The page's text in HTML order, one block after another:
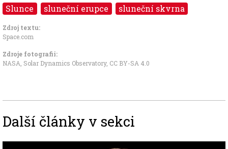
Slunce sluneční erupce sluneční skvrna
Zdroj textu:
Space.com
Zdroje fotografii:
NASA, Solar Dynamics Observatory, CC BY-SA 4.0
Další články v sekci